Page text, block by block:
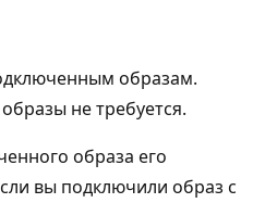
образам.
не требуется.
образа его
вы подключили образ с